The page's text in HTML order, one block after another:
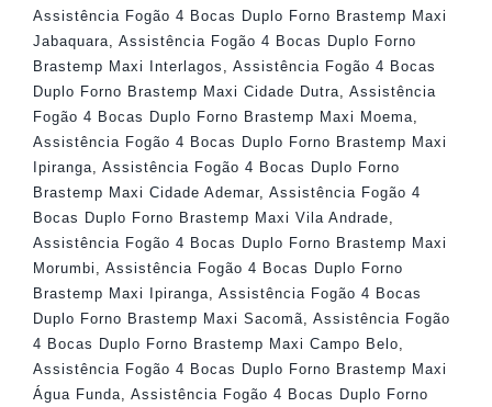
Assistência Fogão 4 Bocas Duplo Forno Brastemp Maxi
Jabaquara
Assistência Fogão 4 Bocas Duplo Forno
Brastemp Maxi Interlagos
Assistência Fogão 4 Bocas
Duplo Forno Brastemp Maxi Cidade Dutra
Assistência
Fogão 4 Bocas Duplo Forno Brastemp Maxi Moema
Assistência Fogão 4 Bocas Duplo Forno Brastemp Maxi
Ipiranga
Assistência Fogão 4 Bocas Duplo Forno
Brastemp Maxi Cidade Ademar, Assistência Fogão 4
Bocas Duplo Forno Brastemp Maxi Vila Andrade
Assistência Fogão 4 Bocas Duplo Forno Brastemp Maxi
Morumbi
Assistência Fogão 4 Bocas Duplo Forno
Brastemp Maxi Ipiranga
Assistência Fogão 4 Bocas
Duplo Forno Brastemp Maxi Sacomã
Assistência Fogão
4 Bocas Duplo Forno Brastemp Maxi Campo Belo
Assistência Fogão 4 Bocas Duplo Forno Brastemp Maxi
Água Funda
Assistência Fogão 4 Bocas Duplo Forno